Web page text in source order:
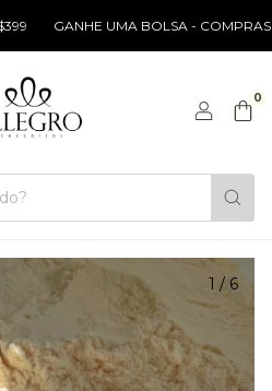
GANHE UMA BOLSA - COMPRAS
0
1 / 6